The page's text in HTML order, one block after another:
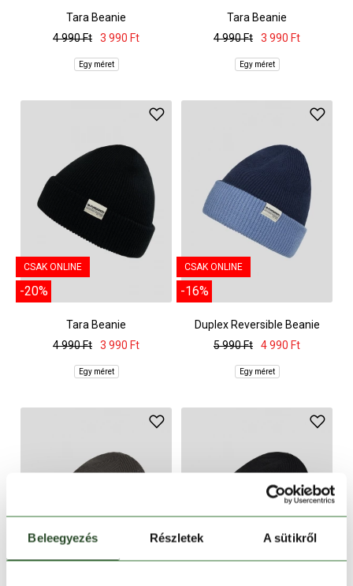
Beleegyezés Részletek A sütikről
Tara Beanie
4 990 Ft
3 990 Ft
Egy méret
Tara Beanie
4 990 Ft
3 990 Ft
Egy méret
CSAK ONLINE
-20%
Tara Beanie
4 990 Ft
3 990 Ft
Egy méret
CSAK ONLINE
-16%
Duplex Reversible Beanie
5 990 Ft
4 990 Ft
Egy méret